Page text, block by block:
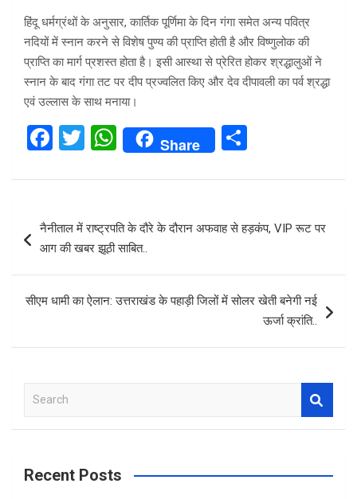
हिंदू धर्मग्रंथों के अनुसार, कार्तिक पूर्णिमा के दिन गंगा समेत अन्य पवित्र
नदियों में स्नान करने से विशेष पुण्य की प्राप्ति होती है और विष्णुलोक की
प्राप्ति का मार्ग प्रशस्त होता है। इसी आस्था से प्रेरित होकर श्रद्धालुओं ने
स्नान के बाद गंगा तट पर दीप प्रज्वलित किए और देव दीपावली का पर्व श्रद्धा
एवं उल्लास के साथ मनाया।
F
ce
b
o
k
T
tt
W
at
s
A
p
Share
ar
e
navigation
नैनीताल में राष्ट्रपति के दौरे के दौरान अफवाह से हड़कंप, VIP रूट पर
आग की खबर झूठी साबित..
सीएम धामी का ऐलान: उत्तराखंड के पहाड़ी जिलों में सोलर खेती बनेगी नई
ऊर्जा क्रांति..
a
c
Recent Posts